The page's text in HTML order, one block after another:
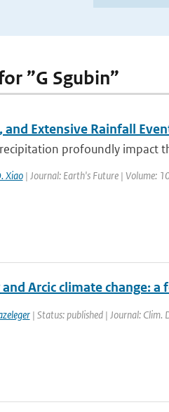
”G Sgubin”
Extensive Rainfall
profoundly impact
Xiao| Journal: Earth's Future | Volume:
Arcic climate change: a
| Status: published | Journal: